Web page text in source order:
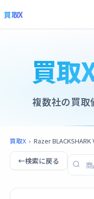
買取X
買取
複数社の買取
買取X › Razer BLACKSHARK
←検索に戻る